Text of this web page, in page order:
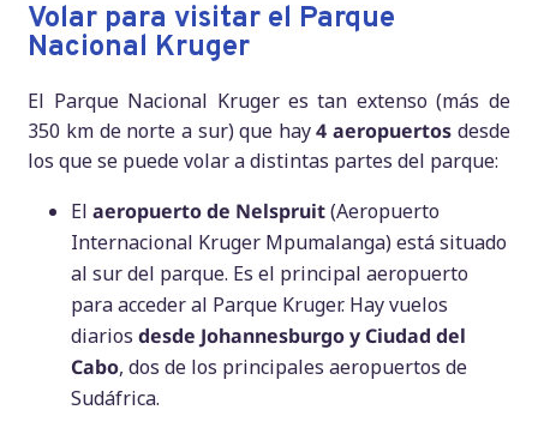
Volar para visitar el Parque
Nacional Kruger
El Parque Nacional Kruger es tan extenso (más de
350 km de norte a sur) que hay4 aeropuertos desde
los que se puede volar a distintas partes del parque:
Elaeropuerto de Nelspruit(Aeropuerto
Internacional Kruger Mpumalanga) está situado
al sur del parque. Es el principal aeropuerto
para acceder al Parque Kruger. Hay vuelos
diariosdesde Johannesburgo y Ciudad del
Cabo, dos de los principales aeropuertos de
Sudáfrica.